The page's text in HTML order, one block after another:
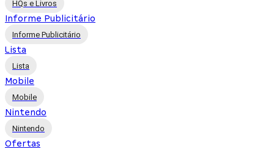
HQs e Livros
Informe Publicitário
Informe Publicitário
Lista
Lista
Mobile
Mobile
Nintendo
Nintendo
Ofertas